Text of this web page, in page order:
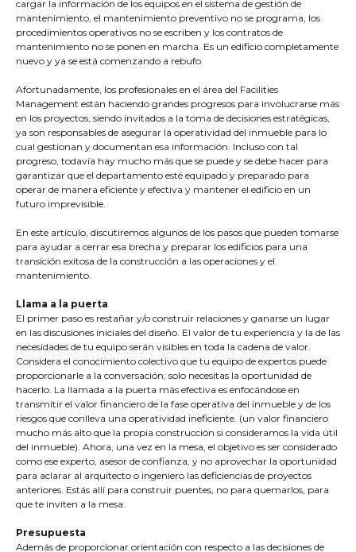
cargar la información de los equipos en el sistema de gestión de
mantenimiento, el mantenimiento preventivo no se programa, los
procedimientos operativos no se escriben y los contratos de
mantenimiento no se ponen en marcha. Es un edificio completamente
nuevo y ya se está comenzando a rebufo.
Afortunadamente, los profesionales en el área del Facilities
Management están haciendo grandes progresos para involucrarse más
en los proyectos, siendo invitados a la toma de decisiones estratégicas,
ya son responsables de asegurar la operatividad del inmueble para lo
cual gestionan y documentan esa información. Incluso con tal
progreso, todavía hay mucho más que se puede y se debe hacer para
garantizar que el departamento esté equipado y preparado para
operar de manera eficiente y efectiva y mantener el edificio en un
futuro imprevisible.
En este artículo, discutiremos algunos de los pasos que pueden tomarse
para ayudar a cerrar esa brecha y preparar los edificios para una
transición exitosa de la construcción a las operaciones y el
mantenimiento.
Llama a la puerta
El primer paso es restañar y/o construir relaciones y ganarse un lugar
en las discusiones iniciales del diseño. El valor de tu experiencia y la de las
necesidades de tu equipo serán visibles en toda la cadena de valor.
Considera el conocimiento colectivo que tu equipo de expertos puede
proporcionarle a la conversación; solo necesitas la oportunidad de
hacerlo. La llamada a la puerta más efectiva es enfocándose en
transmitir el valor financiero de la fase operativa del inmueble y de los
riesgos que conlleva una operatividad ineficiente. (un valor financiero
mucho más alto que la propia construcción si consideramos la vida útil
del inmueble). Ahora, una vez en la mesa, el objetivo es ser considerado
como ese experto, asesor de confianza, y no aprovechar la oportunidad
para aclarar al arquitecto o ingeniero las deficiencias de proyectos
anteriores. Estás allí para construir puentes, no para quemarlos, para
que te inviten a la mesa.
Presupuesta
Además de proporcionar orientación con respecto a las decisiones de